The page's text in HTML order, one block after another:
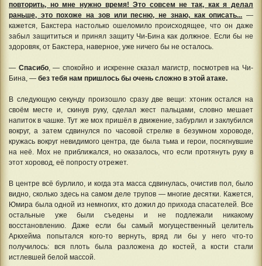
повторить, но мне нужно время! Это совсем не так, как я делал
раньше, это похоже на зов или песню, не знаю, как описать... —
кажется, Бакстера настолько ошеломило происходящее, что он даже
забыл защититься и принял защиту Чи-Бина как должное. Если бы не
здоровяк, от Бакстера, наверное, уже ничего бы не осталось.
— Спасибо, — спокойно и искренне сказал магистр, посмотрев на Чи-
Бина, — без тебя нам пришлось бы очень сложно в этой атаке.
В следующую секунду произошло сразу две вещи: хтоник остался на
своём месте и, скинув руку, сделал жест пальцами, словно мешает
напиток в чашке. Тут же мох пришёл в движение, забурлил и заклубился
вокруг, а затем сдвинулся по часовой стрелке в безумном хороводе,
кружась вокруг невидимого центра, где была тьма и герои, посягнувшие
на неё. Мох не приближался, но оказалось, что если протянуть руку в
этот хоровод, её попросту отрежет.
В центре всё бурлило, и когда эта масса сдвинулась, очистив пол, было
видно, сколько здесь на самом деле трупов — многие десятки. Кажется,
Юмира была одной из немногих, кто дожил до прихода спасателей. Все
остальные уже были съедены и не подлежали никакому
восстановлению. Даже если бы самый могущественный целитель
Аркхейма попытался кого-то вернуть, вряд ли бы у него что-то
получилось: вся плоть была разложена до костей, а кости стали
истлевшей белой массой.